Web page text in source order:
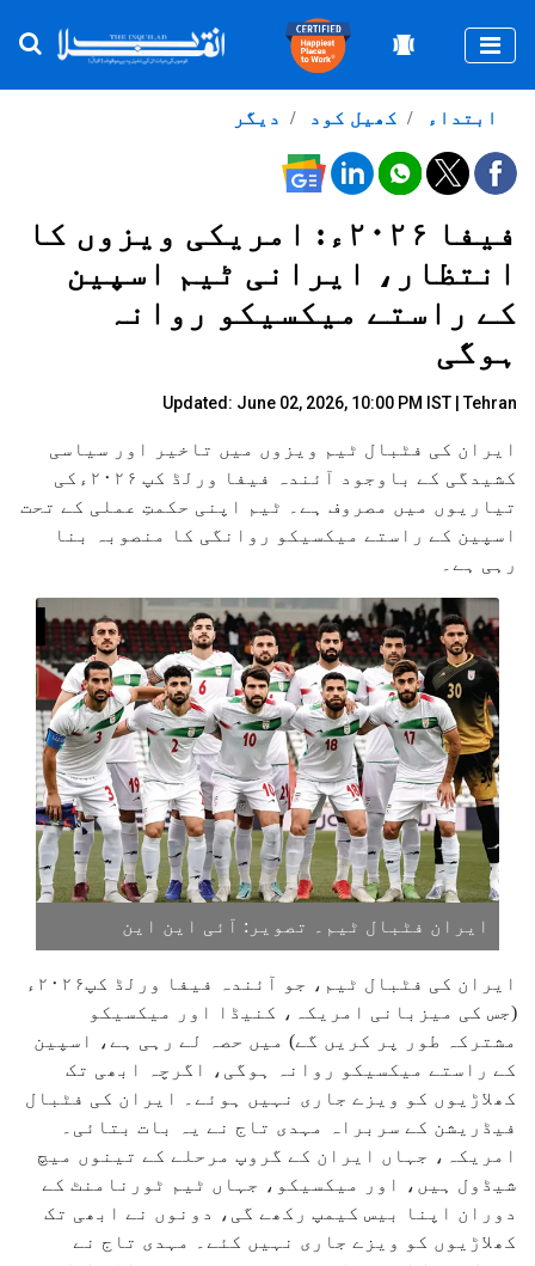
دیگر کھیل کود ابتداء
فیفا ۲۰۲۶ء: امریکی ویزوں کا
انتظار، ایرانی ٹیم اسپین
کے راستے میکسیکو روانہ
ہوگی
Updated: June 02, 2026, 10:00 PM IST | Tehran
ایران کی فٹبال ٹیم ویزوں میں تاخیر اور سیاسی
کشیدگی کے باوجود آئندہ فیفا ورلڈ کپ ۲۰۲۶ءکی
تیاریوں میں مصروف ہے۔ ٹیم اپنی حکمتِ عملی کے تحت
اسپین کے راستے میکسیکو روانگی کا منصوبہ بنا
رہی ہے۔
ایران فٹبال ٹیم۔ تصویر: آئی این این
ایران کی فٹبال ٹیم، جو آئندہ فیفا ورلڈ کپ۲۰۲۶ء
(جس کی میزبانی امریکہ، کنیڈا اور میکسیکو
مشترکہ طور پر کریں گے) میں حصہ لے رہی ہے، اسپین
کے راستے میکسیکو روانہ ہوگی، اگرچہ ابھی تک
کھلاڑیوں کو ویزے جاری نہیں ہوئے۔ ایران کی فٹبال
فیڈریشن کے سربراہ مہدی تاج نے یہ بات بتائی۔
امریکہ، جہاں ایران کے گروپ مرحلے کے تینوں میچ
شیڈول ہیں، اور میکسیکو، جہاں ٹیم ٹورنامنٹ کے
دوران اپنا بیس کیمپ رکھے گی، دونوں نے ابھی تک
کھلاڑیوں کو ویزے جاری نہیں کئے۔ مہدی تاج نے